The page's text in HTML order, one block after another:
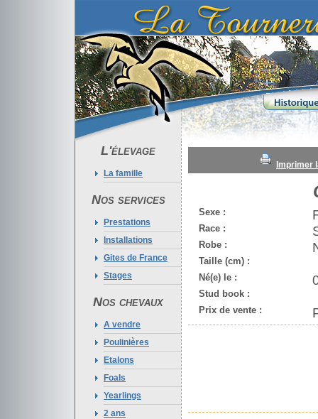
L'élevage
La famille
Nos services
Prestations
Installations
Gites de France
Stages
Nos chevaux
A vendre
Poulinières
Etalons
Foals
Yearlings
2 ans
Imprimer
Sexe :
Race :
Robe :
Taille (cm) :
Né(e) le :
Stud book :
Prix de vente :